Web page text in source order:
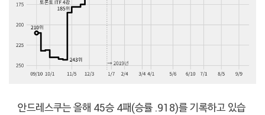
안드레스쿠는 올해 45승 4패(승률 .918)를 기록하고 있습